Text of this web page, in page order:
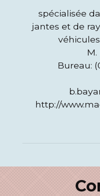
spécialisée
jantes et de
M.
Bureau:
http://